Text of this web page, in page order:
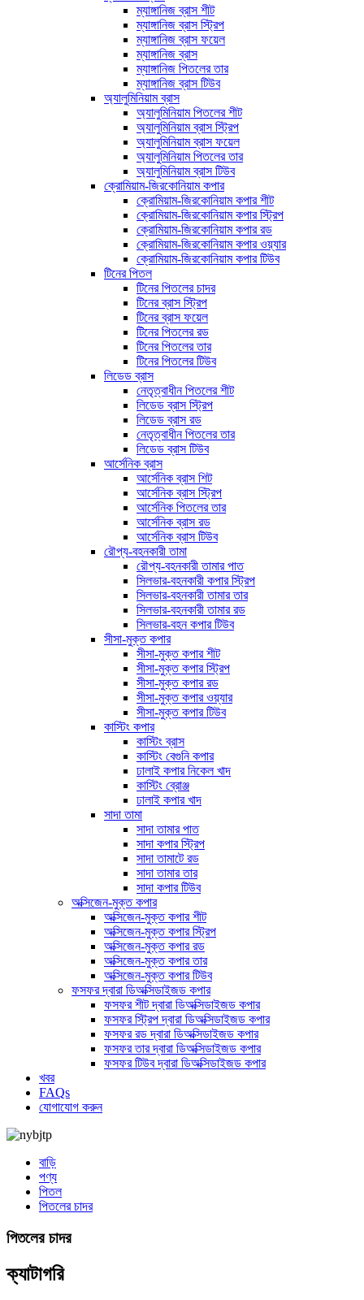
ম্যাঙ্গানিজ ব্রাস শীট
ম্যাঙ্গানিজ ব্রাস স্ট্রিপ
ম্যাঙ্গানিজ ব্রাস ফয়েল
ম্যাঙ্গানিজ ব্রাস
ম্যাঙ্গানিজ পিতলের তার
ম্যাঙ্গানিজ ব্রাস টিউব
অ্যালুমিনিয়াম ব্রাস
অ্যালুমিনিয়াম পিতলের শীট
অ্যালুমিনিয়াম ব্রাস স্ট্রিপ
অ্যালুমিনিয়াম ব্রাস ফয়েল
অ্যালুমিনিয়াম পিতলের তার
অ্যালুমিনিয়াম ব্রাস টিউব
ক্রোমিয়াম-জিরকোনিয়াম কপার
ক্রোমিয়াম-জিরকোনিয়াম কপার শীট
ক্রোমিয়াম-জিরকোনিয়াম কপার স্ট্রিপ
ক্রোমিয়াম-জিরকোনিয়াম কপার রড
ক্রোমিয়াম-জিরকোনিয়াম কপার ওয়্যার
ক্রোমিয়াম-জিরকোনিয়াম কপার টিউব
টিনের পিতল
টিনের পিতলের চাদর
টিনের ব্রাস স্ট্রিপ
টিনের ব্রাস ফয়েল
টিনের পিতলের রড
টিনের পিতলের তার
টিনের পিতলের টিউব
লিডেড ব্রাস
নেতৃত্বাধীন পিতলের শীট
লিডেড ব্রাস স্ট্রিপ
লিডেড ব্রাস রড
নেতৃত্বাধীন পিতলের তার
লিডেড ব্রাস টিউব
আর্সেনিক ব্রাস
আর্সেনিক ব্রাস শিট
আর্সেনিক ব্রাস স্ট্রিপ
আর্সেনিক পিতলের তার
আর্সেনিক ব্রাস রড
আর্সেনিক ব্রাস টিউব
রৌপ্য-বহনকারী তামা
রৌপ্য-বহনকারী তামার পাত
সিলভার-বহনকারী কপার স্ট্রিপ
সিলভার-বহনকারী তামার তার
সিলভার-বহনকারী তামার রড
সিলভার-বহন কপার টিউব
সীসা-মুক্ত কপার
সীসা-মুক্ত কপার শীট
সীসা-মুক্ত কপার স্ট্রিপ
সীসা-মুক্ত কপার রড
সীসা-মুক্ত কপার ওয়্যার
সীসা-মুক্ত কপার টিউব
কাস্টিং কপার
কাস্টিং ব্রাস
কাস্টিং বেগুনি কপার
ঢালাই কপার নিকেল খাদ
কাস্টিং ব্রোঞ্জ
ঢালাই কপার খাদ
সাদা তামা
সাদা তামার পাত
সাদা কপার স্ট্রিপ
সাদা তামাটে রড
সাদা তামার তার
সাদা কপার টিউব
অক্সিজেন-মুক্ত কপার
অক্সিজেন-মুক্ত কপার শীট
অক্সিজেন-মুক্ত কপার স্ট্রিপ
অক্সিজেন-মুক্ত কপার রড
অক্সিজেন-মুক্ত কপার তার
অক্সিজেন-মুক্ত কপার টিউব
ফসফর দ্বারা ডিঅক্সিডাইজড কপার
ফসফর শীট দ্বারা ডিঅক্সিডাইজড কপার
ফসফর স্ট্রিপ দ্বারা ডিঅক্সিডাইজড কপার
ফসফর রড দ্বারা ডিঅক্সিডাইজড কপার
ফসফর তার দ্বারা ডিঅক্সিডাইজড কপার
ফসফর টিউব দ্বারা ডিঅক্সিডাইজড কপার
খবর
FAQs
যোগাযোগ করুন
বাড়ি
পণ্য
পিতল
পিতলের চাদর
পিতলের চাদর
ক্যাটাগরি